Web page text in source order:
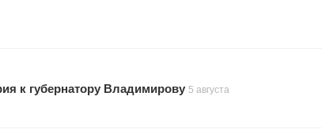
к губернатору Владимирову 5 августа